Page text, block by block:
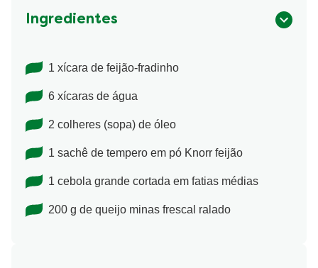
Ingredientes
1 xícara de feijão-fradinho
6 xícaras de água
2 colheres (sopa) de óleo
1 sachê de tempero em pó Knorr feijão
1 cebola grande cortada em fatias médias
200 g de queijo minas frescal ralado